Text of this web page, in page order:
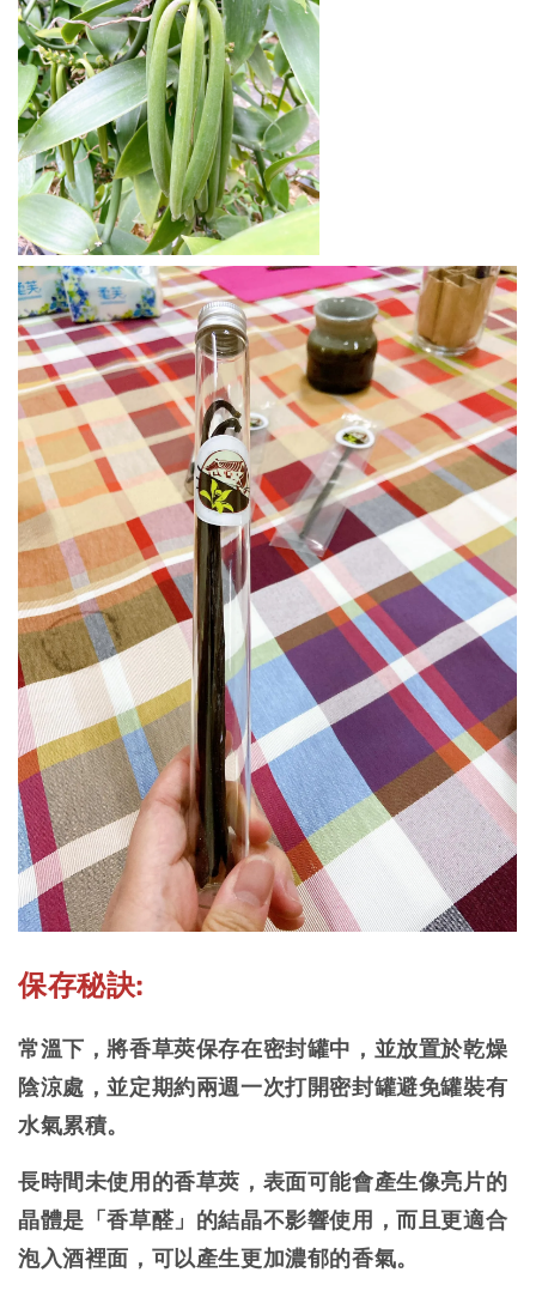
保存秘訣:
常溫下，將香草莢保存在密封罐中，並放置於乾燥
陰涼處，並定期約兩週一次打開密封罐避免罐裝有
水氣累積。
長時間未使用的香草莢，表面可能會產生像亮片的
晶體是「香草醛」的結晶不影響使用，而且更適合
泡入酒裡面，可以產生更加濃郁的香氣。